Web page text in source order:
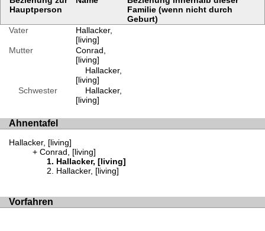
Hauptperson
Familie (wenn nicht durch
Geburt)
Vater
Hallacker,
[living]
Mutter
Conrad,
[living]
Hallacker,
[living]
Schwester
Hallacker,
[living]
Ahnentafel
Hallacker, [living]
Conrad, [living]
Hallacker, [living]
Hallacker, [living]
Vorfahren